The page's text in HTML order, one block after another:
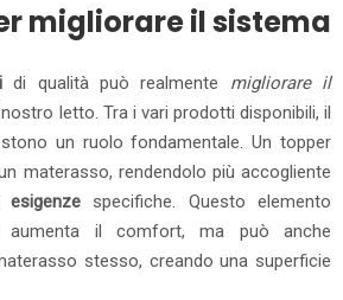
migliorare il sistema
di qualità può realmente migliorare il
letto. Tra i vari prodotti disponibili, il
un ruolo fondamentale. Un topper
materasso, rendendolo più accogliente
esigenzespecifiche. Questo elemento
aumenta il comfort, ma può anche
stesso, creando una superficie